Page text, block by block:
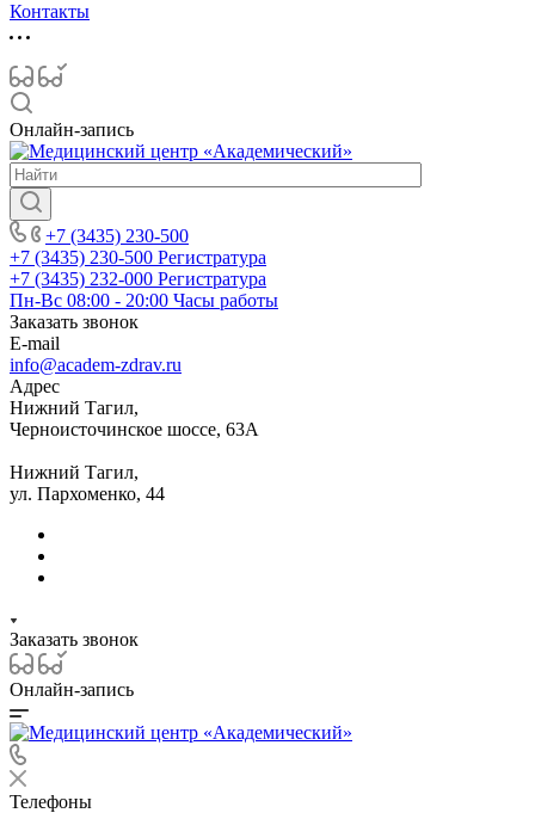
Контакты
Онлайн-запись
+7 (3435) 230-500
+7 (3435) 230-500 Регистратура
+7 (3435) 232-000 Регистратура
Пн-Вс 08:00 - 20:00 Часы работы
Заказать звонок
E-mail
info@academ-zdrav.ru
Адрес
Нижний Тагил,
Черноисточинское шоссе, 63А
Нижний Тагил,
ул. Пархоменко, 44
Заказать звонок
Онлайн-запись
Телефоны